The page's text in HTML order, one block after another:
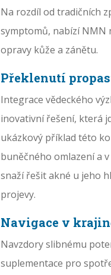
Na rozdíl od tradičních
symptomů, nabízí NMN
opravy kůže a zánětu.
Překlenutí
Integrace vědeckého
inovativní řešení, která
ukázkový příklad této
buněčného omlazení a
snaží řešit akné u jeho
projevy.
Navigace v
Navzdory slibnému
suplementace pro